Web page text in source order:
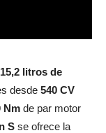
15,2 litros de
desde 540 CV
Nm de par motor
S se ofrece la